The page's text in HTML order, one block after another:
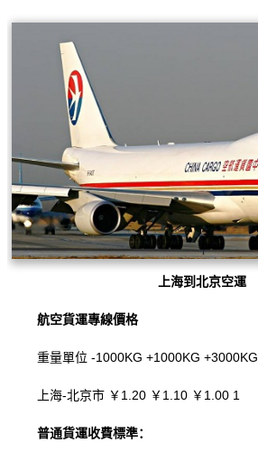
上海到北京空運
航空貨運專線價格
重量單位 -1000KG +1000KG +3000KG
上海-北京市 ￥1.20 ￥1.10 ￥1.00 1
普通貨運收費標準：